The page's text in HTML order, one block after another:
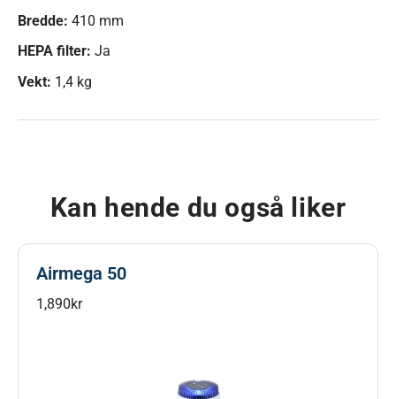
Bredde: 410 mm
HEPA filter: Ja
Vekt: 1,4 kg
Kan hende du også liker
Airmega 50
1,890kr